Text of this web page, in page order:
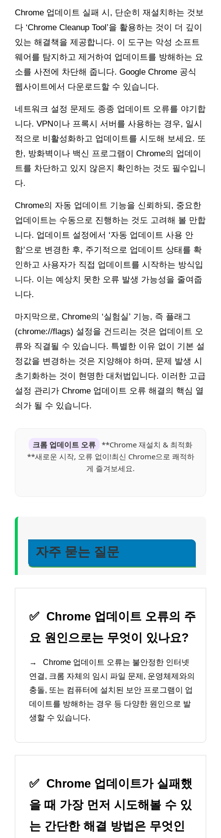
Chrome 업데이트 실패 시, 단순히 재설치하는 것보
다 ‘Chrome Cleanup Tool’을 활용하는 것이 더 깊이
있는 해결책을 제공합니다. 이 도구는 악성 소프트
웨어를 탐지하고 제거하여 업데이트를 방해하는 요
소를 사전에 차단해 줍니다. Google Chrome 공식
웹사이트에서 다운로드할 수 있습니다.
네트워크 설정 문제도 종종 업데이트 오류를 야기합
니다. VPN이나 프록시 서버를 사용하는 경우, 일시
적으로 비활성화하고 업데이트를 시도해 보세요. 또
한, 방화벽이나 백신 프로그램이 Chrome의 업데이
트를 차단하고 있지 않은지 확인하는 것도 필수입니
다.
Chrome의 자동 업데이트 기능을 신뢰하되, 중요한
업데이트는 수동으로 진행하는 것도 고려해 볼 만합
니다. 업데이트 설정에서 ‘자동 업데이트 사용 안
함’으로 변경한 후, 주기적으로 업데이트 상태를 확
인하고 사용자가 직접 업데이트를 시작하는 방식입
니다. 이는 예상치 못한 오류 발생 가능성을 줄여줍
니다.
마지막으로, Chrome의 ‘실험실’ 기능, 즉 플래그
(chrome://flags) 설정을 건드리는 것은 업데이트 오
류와 직결될 수 있습니다. 특별한 이유 없이 기본 설
정값을 변경하는 것은 지양해야 하며, 문제 발생 시
초기화하는 것이 현명한 대처법입니다. 이러한 고급
설정 관리가 Chrome 업데이트 오류 해결의 핵심 열
쇠가 될 수 있습니다.
크롬 업데이트 오류 **Chrome 재설치 & 최적화
**새로운 시작, 오류 없이!최신 Chrome으로 쾌적하
게 즐겨보세요.
자주 묻는 질문
✅ Chrome 업데이트 오류의 주
요 원인으로는 무엇이 있나요?
→
Chrome 업데이트 오류는 불안정한 인터넷
연결, 크롬 자체의 임시 파일 문제, 운영체제와의
충돌, 또는 컴퓨터에 설치된 보안 프로그램이 업
데이트를 방해하는 경우 등 다양한 원인으로 발
생할 수 있습니다.
✅ Chrome 업데이트가 실패했
을 때 가장 먼저 시도해볼 수 있
는 간단한 해결 방법은 무엇인